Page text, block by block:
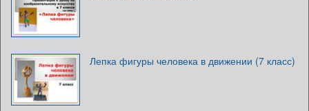
Лепка фигуры человека в движении (7 класс)